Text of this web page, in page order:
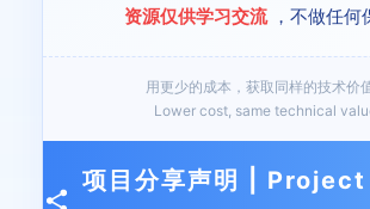
资源仅供学习交流 ，不做任何
用更少的成本，获取同样的技术价值
Lower cost, same technical
项目分享声明 | Project